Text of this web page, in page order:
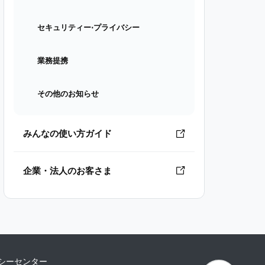
セキュリティー⋅プライバシー
業務提携
その他のお知らせ
みんなの使い方ガイド
企業・法人のお客さま
ーセンター